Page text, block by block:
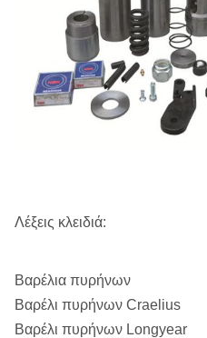
Λέξεις κλειδιά:
Βαρέλια πυρήνων
Βαρέλι πυρήνων Craelius
Βαρέλι πυρήνων Longyear